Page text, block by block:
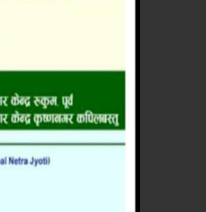
कमिटीले आयोजना
र दीपशिखा
हुन् । उक्त